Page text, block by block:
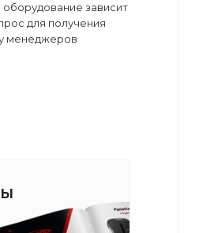
зависит
для получения
менеджеров